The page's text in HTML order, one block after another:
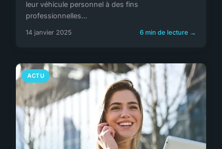
leur véhicule personnel à des fins
professionnelles...
14 janvier 2025 6 min de lecture →
ACTU